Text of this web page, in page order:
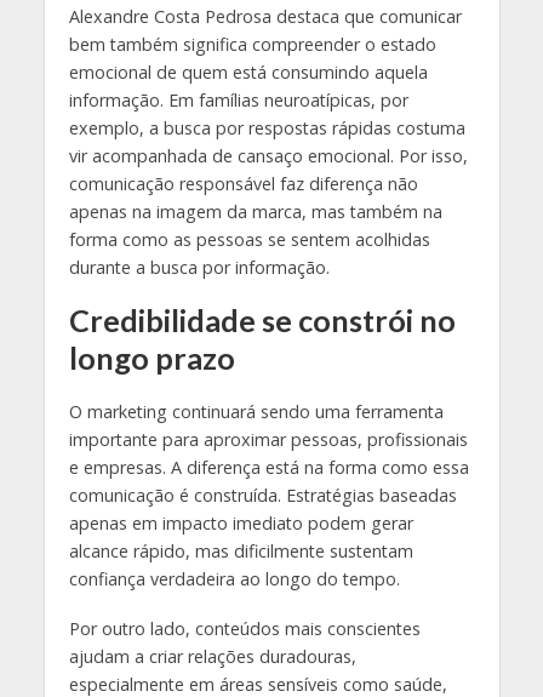
Alexandre Costa Pedrosa destaca que comunicar
bem também significa compreender o estado
emocional de quem está consumindo aquela
informação. Em famílias neuroatípicas, por
exemplo, a busca por respostas rápidas costuma
vir acompanhada de cansaço emocional. Por isso,
comunicação responsável faz diferença não
apenas na imagem da marca, mas também na
forma como as pessoas se sentem acolhidas
durante a busca por informação.
Credibilidade se constrói no
longo prazo
O marketing continuará sendo uma ferramenta
importante para aproximar pessoas, profissionais
e empresas. A diferença está na forma como essa
comunicação é construída. Estratégias baseadas
apenas em impacto imediato podem gerar
alcance rápido, mas dificilmente sustentam
confiança verdadeira ao longo do tempo.
Por outro lado, conteúdos mais conscientes
ajudam a criar relações duradouras,
especialmente em áreas sensíveis como saúde,